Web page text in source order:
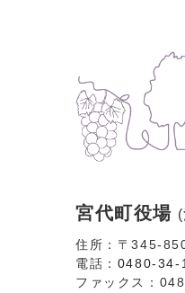
宮代町役場
住所：〒345-
電話： 0480-34-
ファックス：